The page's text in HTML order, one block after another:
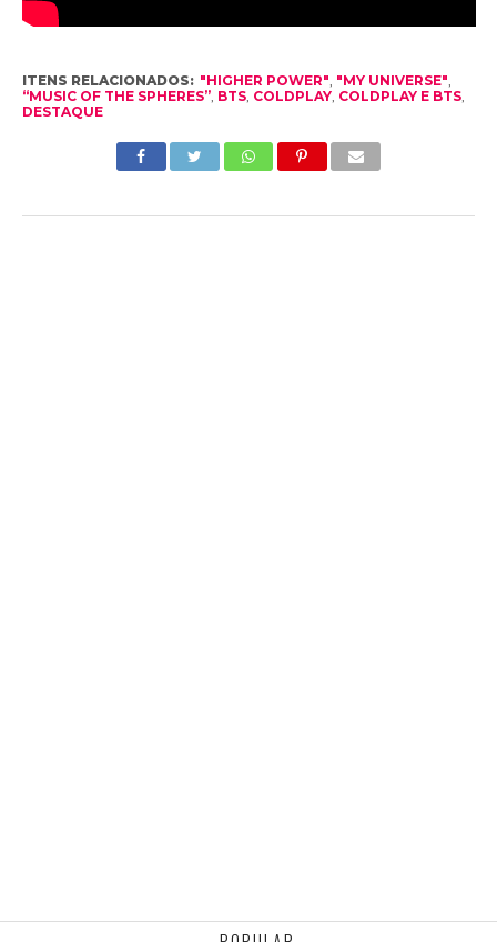
ITENS RELACIONADOS: "HIGHER POWER", "MY UNIVERSE",
“MUSIC OF THE SPHERES”, BTS, COLDPLAY, COLDPLAY E BTS,
DESTAQUE